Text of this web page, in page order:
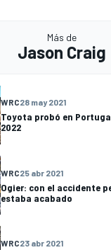
Más de
Jason Craig
WRC28 may 2021
Toyota probó en
2022
WRC25 abr 2021
Ogier: con el accidente
estaba acabado
WRC23 abr 2021